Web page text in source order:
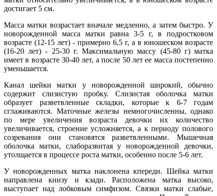
достигает 5 см.
Масса матки возрастает вначале медленно, а затем быстро. У
новорожденной масса матки равна 3-5 г, в подростковом
возрасте (12-15 лет) - примерно 6,5 г, а в юношеском возрасте
(16-20 лет) - 25-30 г. Максимальную массу (45-80 г) матка
имеет в возрасте 30-40 лет, а после 50 лет ее масса постепенно
уменьшается.
Канал шейки матки у новорожденной широкий, обычно
содержит слизистую пробку. Слизистая оболочка матки
образует разветвленные складки, которые к 6-7 годам
сглаживаются. Маточные железы немногочисленны, однако
по мере увеличения возраста девочки их количество
увеличивается, строение усложняется, а к периоду полового
созревания они становятся разветвленными. Мышечная
оболочка матки, слаборазвитая у новорожденной девочки,
утолщается в процессе роста матки, особенно после 5-6 лет.
У новорожденных матка наклонена кпереди. Шейка матки
направлена книзу и кзади. Расположена матка высоко,
выступает над лобковым симфизом. Связки матки слабые,